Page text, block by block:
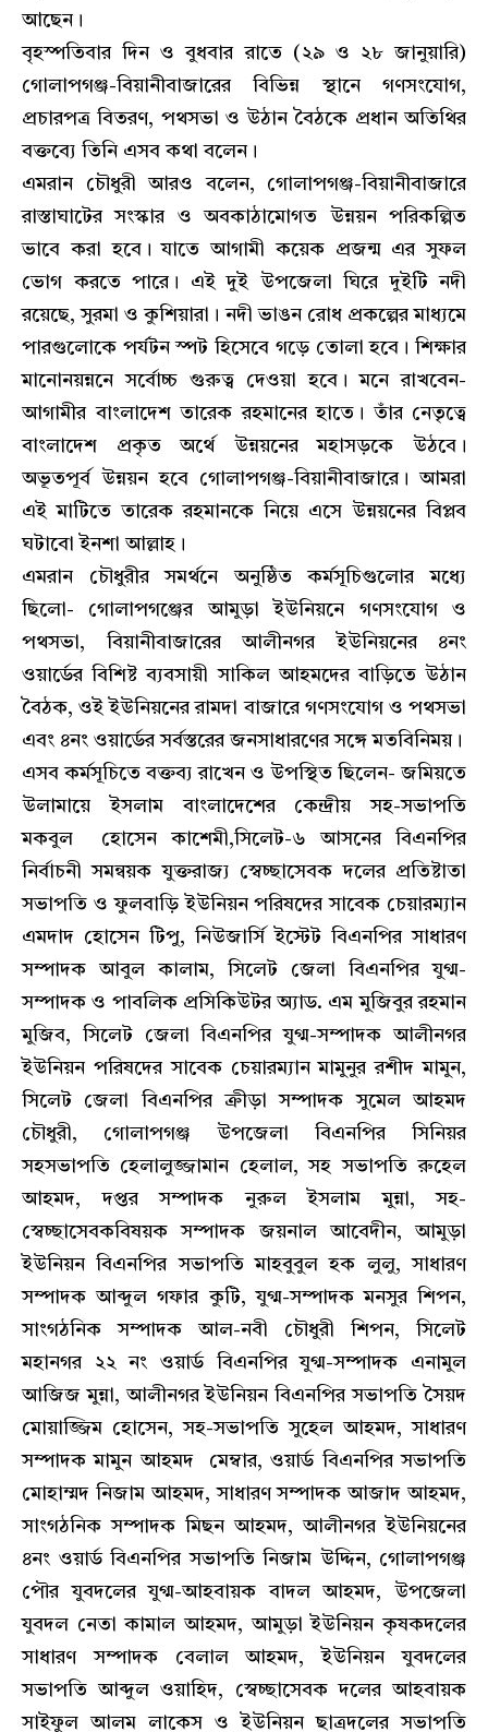
আছেন।
বৃহস্পতিবার দিন ও বুধবার রাতে (২৯ ও ২৮ জানুয়ারি)
গোলাপগঞ্জ-বিয়ানীবাজারের বিভিন্ন স্থানে গণসংযোগ,
প্রচারপত্র বিতরণ, পথসভা ও উঠান বৈঠকে প্রধান অতিথির
বক্তব্যে তিনি এসব কথা বলেন।
এমরান চৌধুরী আরও বলেন, গোলাপগঞ্জ-বিয়ানীবাজারে
রাস্তাঘাটের সংস্কার ও অবকাঠামোগত উন্নয়ন পরিকল্পিত
ভাবে করা হবে। যাতে আগামী কয়েক প্রজন্ম এর সুফল
ভোগ করতে পারে। এই দুই উপজেলা ঘিরে দুইটি নদী
রয়েছে, সুরমা ও কুশিয়ারা। নদী ভাঙন রোধ প্রকল্পের মাধ্যমে
পারগুলোকে পর্যটন স্পট হিসেবে গড়ে তোলা হবে। শিক্ষার
মানোনয়ন্ননে সর্বোচ্চ গুরুত্ব দেওয়া হবে। মনে রাখবেন-
আগামীর বাংলাদেশ তারেক রহমানের হাতে। তাঁর নেতৃত্বে
বাংলাদেশ প্রকৃত অর্থে উন্নয়নের মহাসড়কে উঠবে।
অভূতপূর্ব উন্নয়ন হবে গোলাপগঞ্জ-বিয়ানীবাজারে। আমরা
এই মাটিতে তারেক রহমানকে নিয়ে এসে উন্নয়নের বিপ্লব
ঘটাবো ইনশা আল্লাহ।
এমরান চৌধুরীর সমর্থনে অনুষ্ঠিত কর্মসূচিগুলোর মধ্যে
ছিলো- গোলাপগঞ্জের আমুড়া ইউনিয়নে গণসংযোগ ও
পথসভা, বিয়ানীবাজারের আলীনগর ইউনিয়নের ৪নং
ওয়ার্ডের বিশিষ্ট ব্যবসায়ী সাকিল আহমদের বাড়িতে উঠান
বৈঠক, ওই ইউনিয়নের রামদা বাজারে গণসংযোগ ও পথসভা
এবং ৪নং ওয়ার্ডের সর্বস্তরের জনসাধারণের সঙ্গে মতবিনিময়।
এসব কর্মসূচিতে বক্তব্য রাখেন ও উপস্থিত ছিলেন- জমিয়তে
উলামায়ে ইসলাম বাংলাদেশের কেন্দ্রীয় সহ-সভাপতি
মকবুল হোসেন কাশেমী,সিলেট-৬ আসনের বিএনপির
নির্বাচনী সমন্বয়ক যুক্তরাজ্য স্বেচ্ছাসেবক দলের প্রতিষ্টাতা
সভাপতি ও ফুলবাড়ি ইউনিয়ন পরিষদের সাবেক চেয়ারম্যান
এমদাদ হোসেন টিপু, নিউজার্সি ইস্টেট বিএনপির সাধারণ
সম্পাদক আবুল কালাম, সিলেট জেলা বিএনপির যুগ্ম-
সম্পাদক ও পাবলিক প্রসিকিউটর অ্যাড. এম মুজিবুর রহমান
মুজিব, সিলেট জেলা বিএনপির যুগ্ম-সম্পাদক আলীনগর
ইউনিয়ন পরিষদের সাবেক চেয়ারম্যান মামুনুর রশীদ মামুন,
সিলেট জেলা বিএনপির ক্রীড়া সম্পাদক সুমেল আহমদ
চৌধুরী, গোলাপগঞ্জ উপজেলা বিএনপির সিনিয়র
সহসভাপতি হেলালুজ্জামান হেলাল, সহ সভাপতি রুহেল
আহমদ, দপ্তর সম্পাদক নুরুল ইসলাম মুন্না, সহ-
স্বেচ্ছাসেবকবিষয়ক সম্পাদক জয়নাল আবেদীন, আমুড়া
ইউনিয়ন বিএনপির সভাপতি মাহবুবুল হক লুলু, সাধারণ
সম্পাদক আব্দুল গফার কুটি, যুগ্ম-সম্পাদক মনসুর শিপন,
সাংগঠনিক সম্পাদক আল-নবী চৌধুরী শিপন, সিলেট
মহানগর ২২ নং ওয়ার্ড বিএনপির যুগ্ম-সম্পাদক এনামুল
আজিজ মুন্না, আলীনগর ইউনিয়ন বিএনপির সভাপতি সৈয়দ
মোয়াজ্জিম হোসেন, সহ-সভাপতি সুহেল আহমদ, সাধারণ
সম্পাদক মামুন আহমদ মেম্বার, ওয়ার্ড বিএনপির সভাপতি
মোহাম্মদ নিজাম আহমদ, সাধারণ সম্পাদক আজাদ আহমদ,
সাংগঠনিক সম্পাদক মিছন আহমদ, আলীনগর ইউনিয়নের
৪নং ওয়ার্ড বিএনপির সভাপতি নিজাম উদ্দিন, গোলাপগঞ্জ
পৌর যুবদলের যুগ্ম-আহবায়ক বাদল আহমদ, উপজেলা
যুবদল নেতা কামাল আহমদ, আমুড়া ইউনিয়ন কৃষকদলের
সাধারণ সম্পাদক বেলাল আহমদ, ইউনিয়ন যুবদলের
সভাপতি আব্দুল ওয়াহিদ, স্বেচ্ছাসেবক দলের আহবায়ক
সাইফুল আলম লাকেস ও ইউনিয়ন ছাত্রদলের সভাপতি